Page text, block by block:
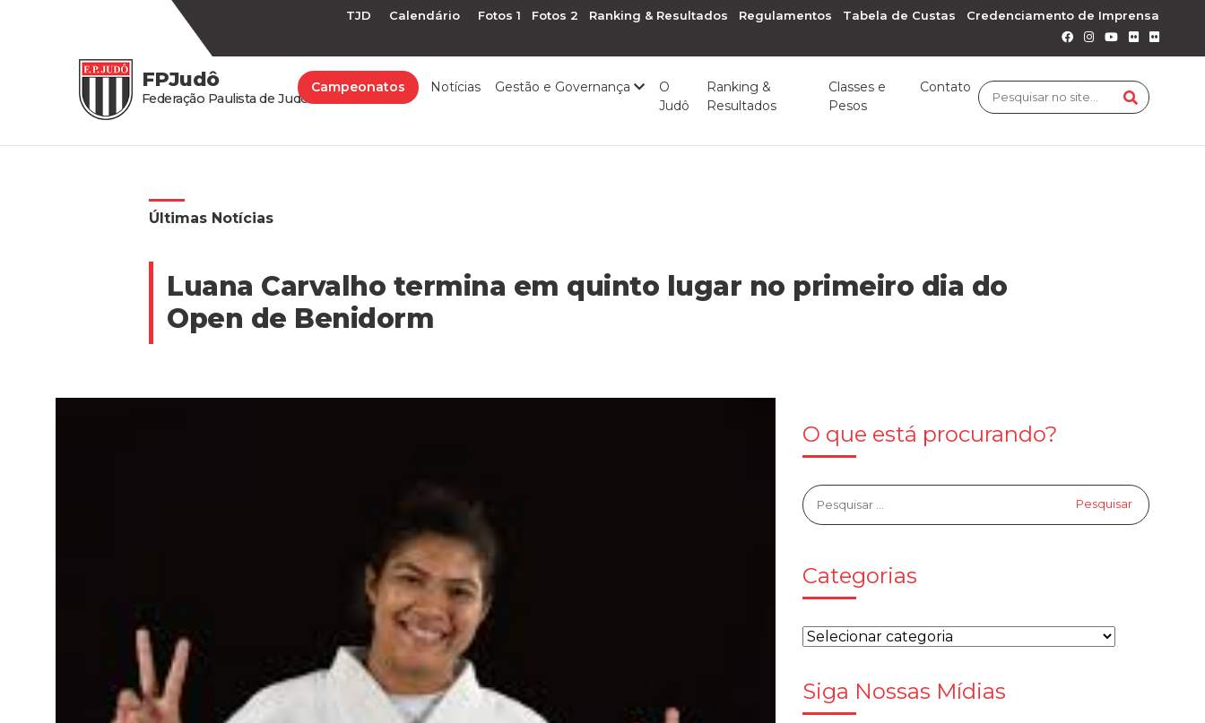
TJD Calendário Fotos 1 Fotos 2 Ranking & Resultados Regulamentos Tabela de Custas Credenciamento de Imprensa
FPJudô
Federação Paulista de Judô
Campeonatos Notícias Gestão e Governança
O
Judô
Ranking &
Resultados
Classes e
Pesos
Contato
Últimas Notícias
Luana Carvalho termina em quinto lugar no primeiro dia do
Open de Benidorm
O que está procurando?
Categorias
Siga Nossas Mídias